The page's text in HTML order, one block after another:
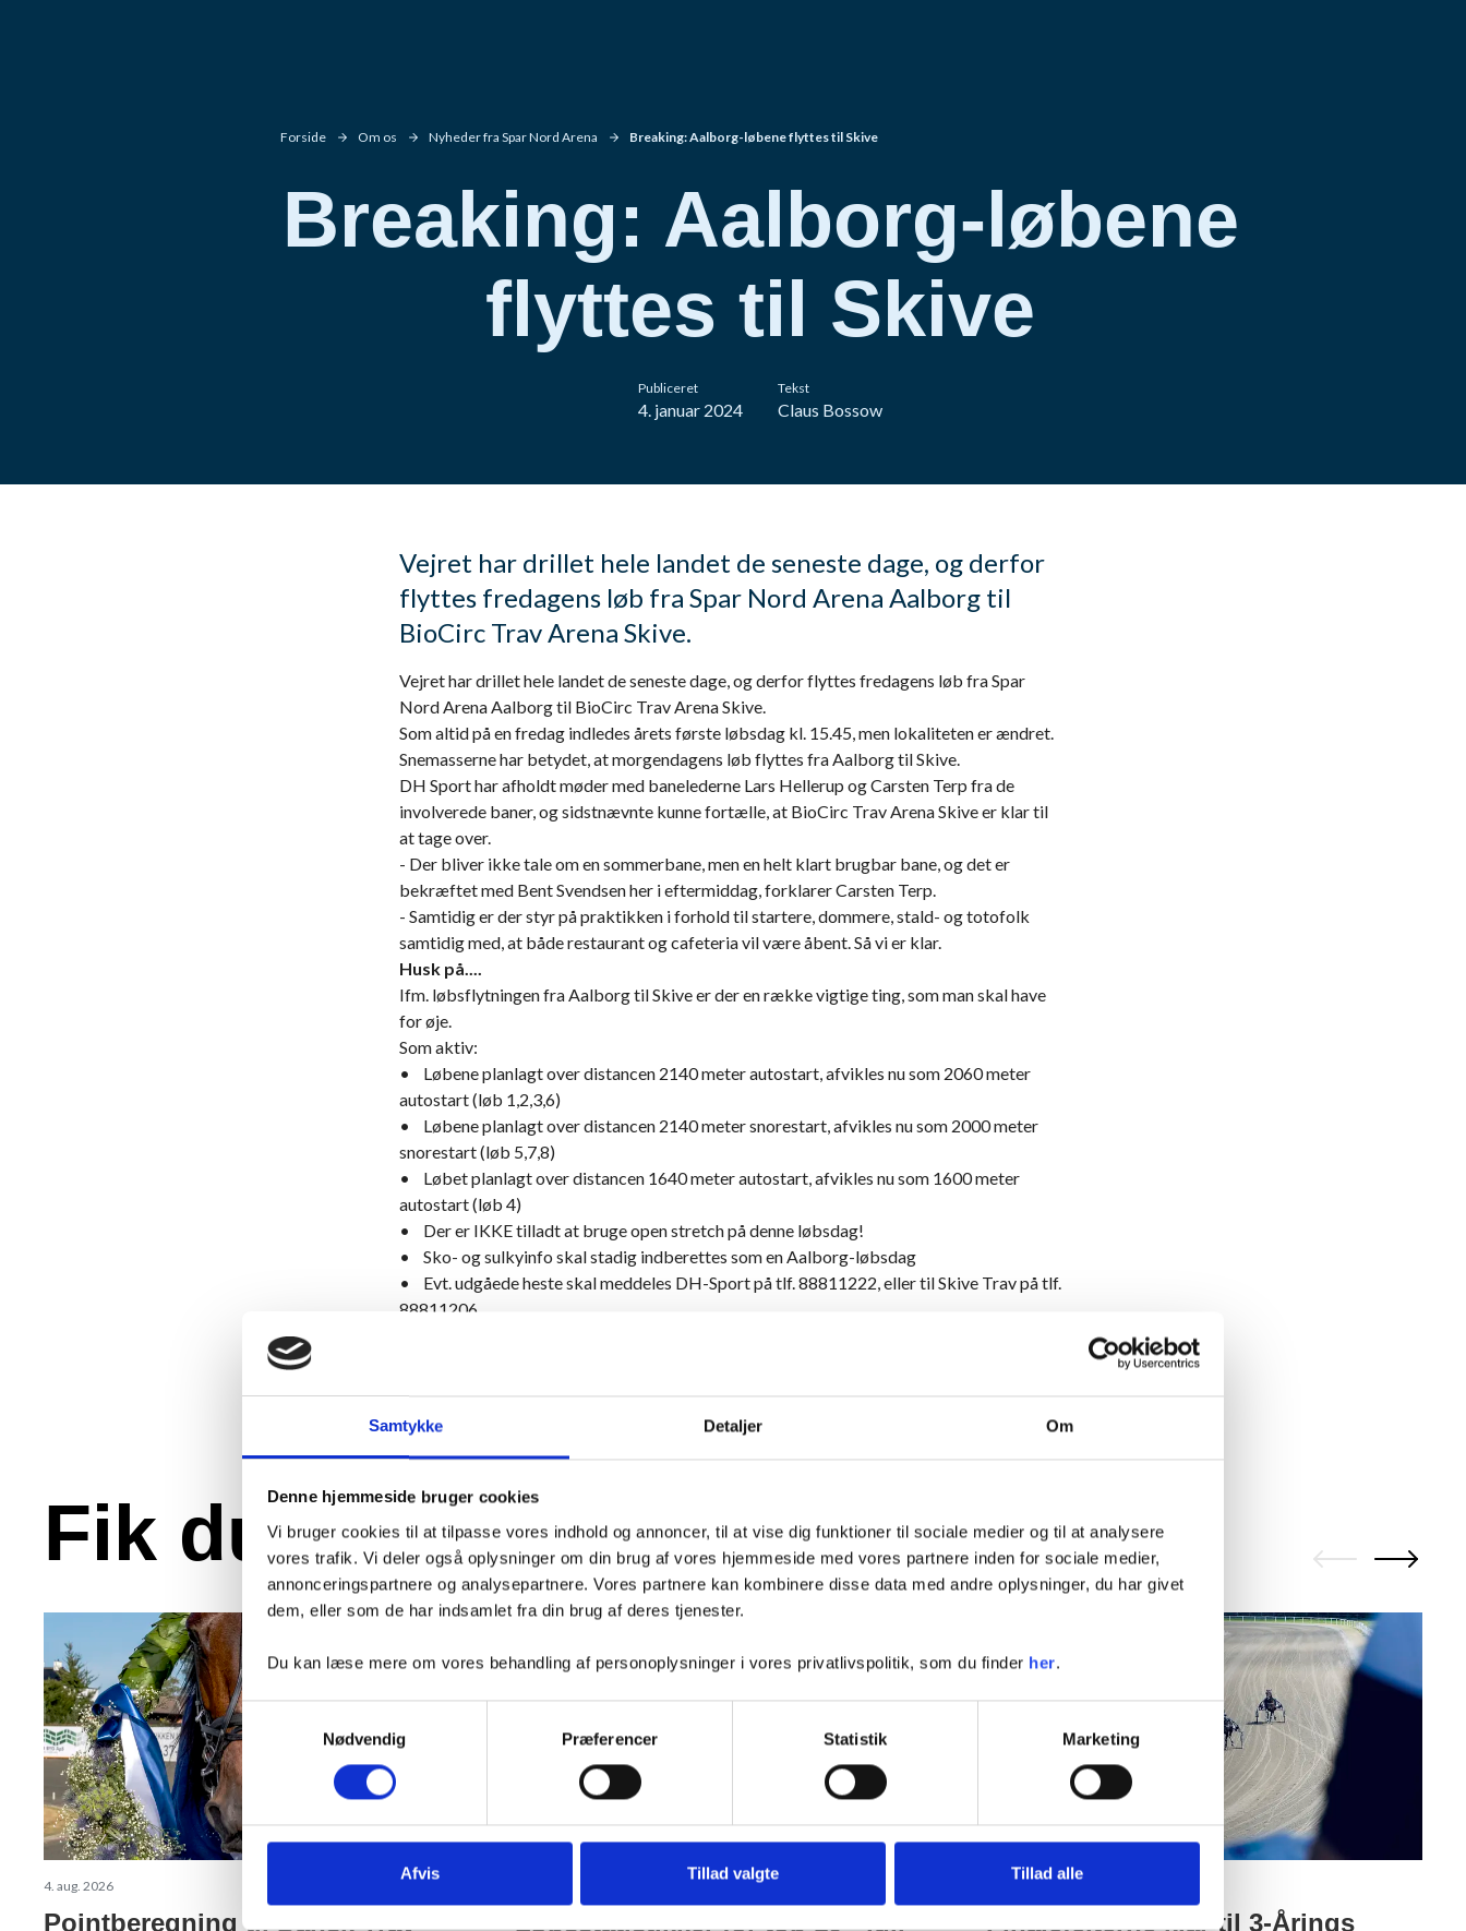
Samtykke Detaljer Om
Denne hjemmeside bruger cookies
Vi bruger cookies til at tilpasse vores indhold og annoncer, til at vise dig funktioner til sociale medier og til at analysere
vores trafik. Vi deler også oplysninger om din brug af vores hjemmeside med vores partnere inden for sociale medier,
annonceringspartnere og analysepartnere. Vores partnere kan kombinere disse data med andre oplysninger, du har givet
dem, eller som de har indsamlet fra din brug af deres tjenester.
Du kan læse mere om vores behandling af personoplysninger i vores privatlivspolitik, som du finder her.
Samtykkevalg
Nødvendig
Præferencer Statistik Marketing
Afvis Tillad valgte Tillad alle
Forside Om os Nyheder fra Spar Nord Arena Breaking: Aalborg-løbene flyttes til Skive
Breaking: Aalborg-løbene
flyttes til Skive
Publiceret
4. januar 2024
Tekst
Claus Bossow
Vejret har drillet hele landet de seneste dage, og derfor
flyttes fredagens løb fra Spar Nord Arena Aalborg til
BioCirc Trav Arena Skive.
Vejret har drillet hele landet de seneste dage, og derfor flyttes fredagens løb fra Spar
Nord Arena Aalborg til BioCirc Trav Arena Skive.
Som altid på en fredag indledes årets første løbsdag kl. 15.45, men lokaliteten er ændret.
Snemasserne har betydet, at morgendagens løb flyttes fra Aalborg til Skive.
DH Sport har afholdt møder med banelederne Lars Hellerup og Carsten Terp fra de
involverede baner, og sidstnævnte kunne fortælle, at BioCirc Trav Arena Skive er klar til
at tage over.
- Der bliver ikke tale om en sommerbane, men en helt klart brugbar bane, og det er
bekræftet med Bent Svendsen her i eftermiddag, forklarer Carsten Terp.
- Samtidig er der styr på praktikken i forhold til startere, dommere, stald- og totofolk
samtidig med, at både restaurant og cafeteria vil være åbent. Så vi er klar.
Husk på....
Ifm. løbsflytningen fra Aalborg til Skive er der en række vigtige ting, som man skal have
for øje.
Som aktiv:
• Løbene planlagt over distancen 2140 meter autostart, afvikles nu som 2060 meter
autostart (løb 1,2,3,6)
• Løbene planlagt over distancen 2140 meter snorestart, afvikles nu som 2000 meter
snorestart (løb 5,7,8)
• Løbet planlagt over distancen 1640 meter autostart, afvikles nu som 1600 meter
autostart (løb 4)
• Der er IKKE tilladt at bruge open stretch på denne løbsdag!
• Sko- og sulkyinfo skal stadig indberettes som en Aalborg-løbsdag
• Evt. udgåede heste skal meddeles DH-Sport på tlf. 88811222, eller til Skive Trav på tlf.
88811206
Fik du læst...
4. aug. 2026
Pointberegning til Dansk Trav
Løbsstatistikker for top 10 - juli
Finalefelterne klar til 3-Årings